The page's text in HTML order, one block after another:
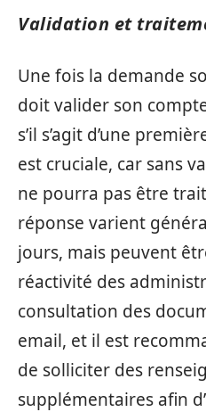
Validation et
Une fois la demande
doit valider son
s’il s’agit d’une
est cruciale, car sans
ne pourra pas être
réponse varient
jours, mais peuvent
réactivité des
consultation des
email, et il est
de solliciter des
supplémentaires afin